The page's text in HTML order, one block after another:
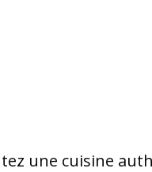
une cuisine